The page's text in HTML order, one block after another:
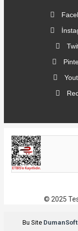
© 2025
Bu Site DumanSoft